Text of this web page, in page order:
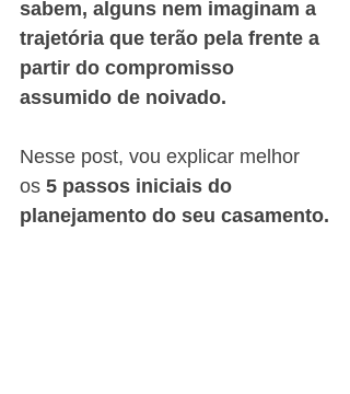
sabem, alguns nem imaginam a
trajetória que terão pela frente a
partir do compromisso
assumido de noivado.
Nesse post, vou explicar melhor
os 5 passos iniciais do
planejamento do seu casamento.